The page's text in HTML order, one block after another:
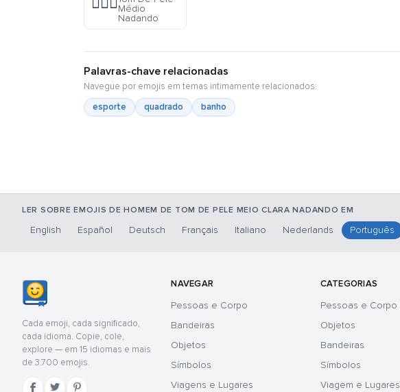
🏊🏽‍♀️Médio
Nadando
Palavras-chave relacionadas
Navegue por emojis em temas intimamente relacionados:
esporte
quadrado banho
LER SOBRE EMOJIS DE HOMEM DE TOM DE PELE MEIO CLARA NADANDO EM
English Español Deutsch Français Italiano Nederlands Português
Cada emoji, cada significado,
cada idioma. Copie, cole,
explore — em 15 idiomas e mais
de 3.700 emojis.
NAVEGAR
Pessoas e Corpo
Bandeiras
Objetos
Símbolos
Viagens e Lugares
CATEGORIAS
Pessoas e Corpo
Objetos
Bandeiras
Símbolos
Viagem e Lugares